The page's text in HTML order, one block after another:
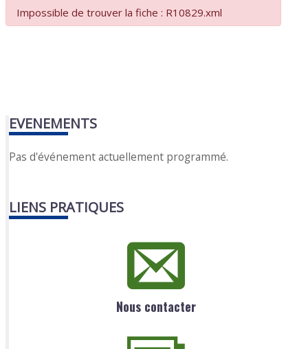
Impossible de trouver la fiche : R10829.xml
EVENEMENTS
Pas d'événement actuellement programmé.
LIENS PRATIQUES
Nous contacter